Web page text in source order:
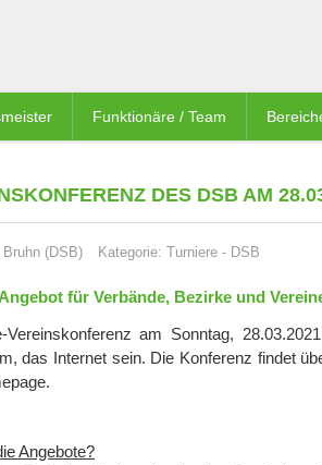
Funktionäre / Team
DES DSB AM
Bruhn (DSB) Kategorie: Turniere - DSB
für Verbände, Bezirke und
am Sonntag,
das Internet sein. Die Konferenz findet
Angebote?